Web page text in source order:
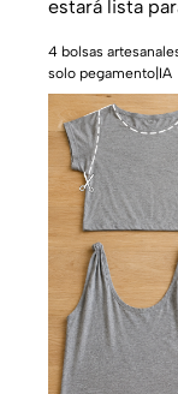
estará lista
4 bolsas
solo pegamento|IA